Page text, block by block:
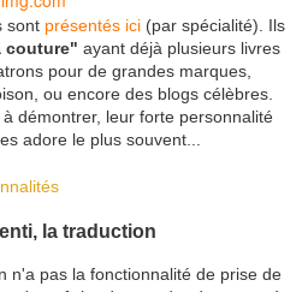
sont présentés ici (par spécialité). Ils
couture" ayant déjà plusieurs livres
pour de grandes marques,
ou encore des blogs célèbres.
démontrer, leur forte personnalité
adore le plus souvent...
la traduction
n'a pas la fonctionnalité de prise de